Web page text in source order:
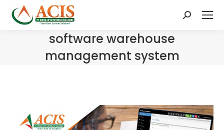
Search:
software warehouse
management system